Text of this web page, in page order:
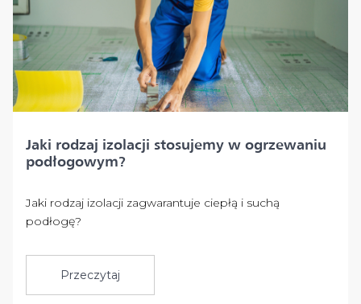
Jaki rodzaj izolacji stosujemy w ogrzewaniu
podłogowym?
Jaki rodzaj izolacji zagwarantuje ciepłą i suchą
podłogę?
Przeczytaj